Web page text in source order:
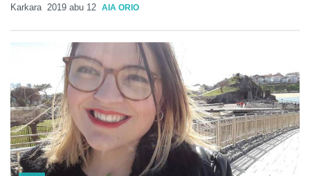
Karkara 2019 abu 12 AIA ORIO